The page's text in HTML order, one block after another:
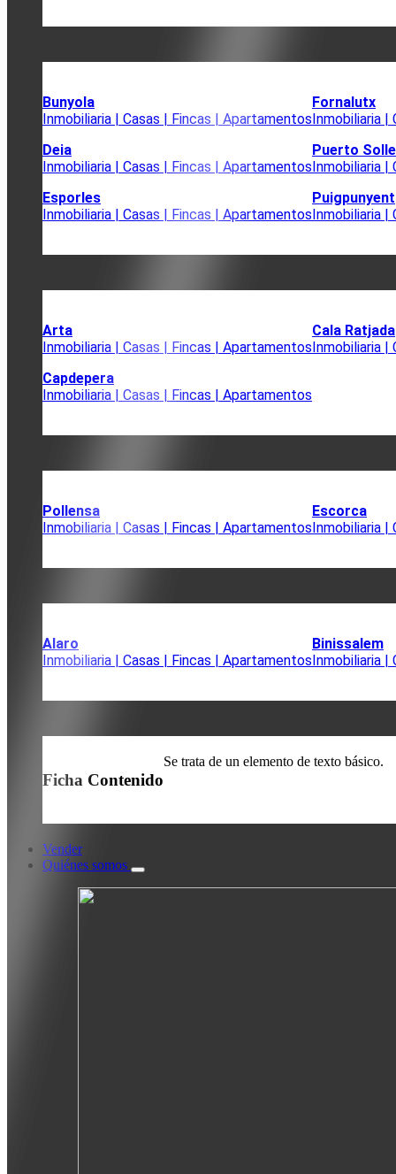
Bunyola
Inmobiliaria | Casas | Fincas | Apartamentos
Deia
Inmobiliaria | Casas | Fincas | Apartamentos
Esporles
Inmobiliaria | Casas | Fincas | Apartamentos
Fornalutx
Inmobiliaria |
Puerto
Inmobiliaria |
Puigpunyent
Inmobiliaria |
Arta
Inmobiliaria | Casas | Fincas | Apartamentos
Capdepera
Inmobiliaria | Casas | Fincas | Apartamentos
Cala Ratjada
Inmobiliaria |
Pollensa
Inmobiliaria | Casas | Fincas | Apartamentos
Escorca
Inmobiliaria |
Alaro
Inmobiliaria | Casas | Fincas | Apartamentos
Binissalem
Inmobiliaria |
Ficha Contenido
Se trata de un elemento de texto básico.
Vender
Quiénes somos